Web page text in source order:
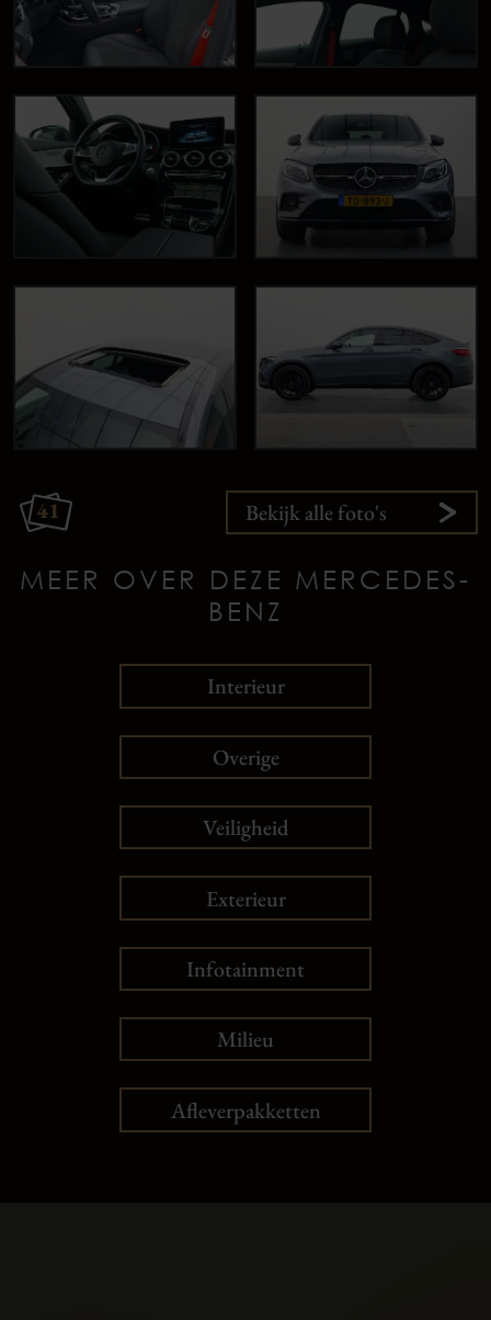
41 Bekijk alle foto's
MEER OVER DEZE MERCEDES-
BENZ
Interieur
Overige
Veiligheid
Exterieur
Infotainment
Milieu
Afleverpakketten